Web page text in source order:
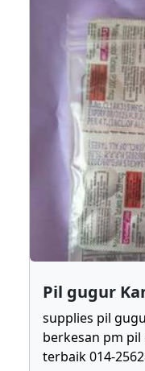
Pil gugur
supplies pil
berkesan pm
terbaik 014-